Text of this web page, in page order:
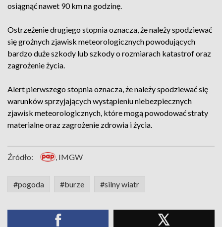
osiągnąć nawet 90 km na godzinę.
Ostrzeżenie drugiego stopnia oznacza, że należy spodziewać
się groźnych zjawisk meteorologicznych powodujących
bardzo duże szkody lub szkody o rozmiarach katastrof oraz
zagrożenie życia.
Alert pierwszego stopnia oznacza, że należy spodziewać się
warunków sprzyjających wystąpieniu niebezpiecznych
zjawisk meteorologicznych, które mogą powodować straty
materialne oraz zagrożenie zdrowia i życia.
Źródło: , IMGW
#pogoda #burze #silny wiatr